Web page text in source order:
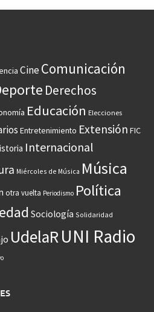
CineComunicación
Derechos
Educación Elecciones
Entretenimiento Extensión FIC
Internacional
Miércoles de Música Música
otra vuelta Periodismo Política
Sociología Solidaridad
UdelaRUNI Radio